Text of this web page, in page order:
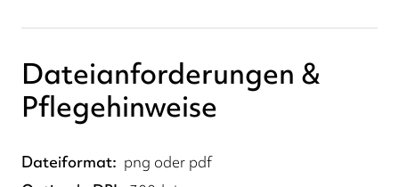
Dateianforderungen &
Pflegehinweise
Dateiformat
png oder pdf